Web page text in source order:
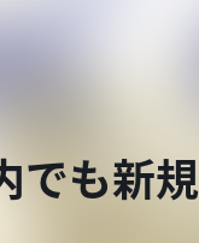
も新